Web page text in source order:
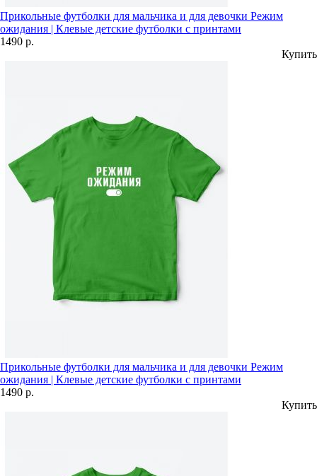
Прикольные футболки для мальчика и для девочки Режим
ожидания | Клевые детские футболки с принтами
1490 р.
Купить
Прикольные футболки для мальчика и для девочки Режим
ожидания | Клевые детские футболки с принтами
1490 р.
Купить